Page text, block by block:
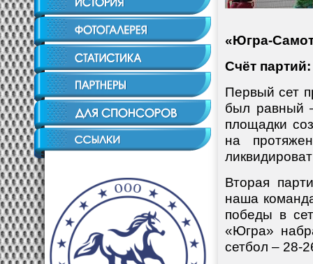
«Югра-
Счёт
Первый сет
был равный
площадки
на
Вторая
наша
победы в
«Югра»
сетбол – 28-